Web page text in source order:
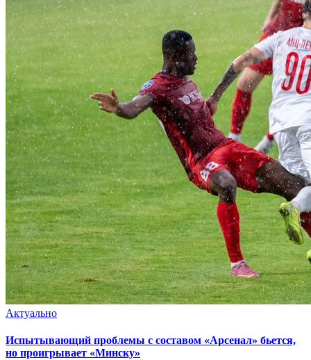
Актуально
Испытывающий проблемы с составом «Арсенал» бьется,
но проигрывает «Минску»